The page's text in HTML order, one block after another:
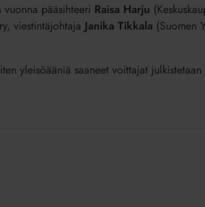
pääsihteeri Raisa Harju
viestintäjohtaja Janika Tikkala (Suomen
yleisöääniä saaneet voittajat julkistetaan